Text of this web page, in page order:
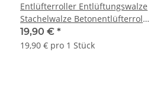
Entlüfterroller Entlüftungswalze
Stachelwalze Betonentlüfterrolle
400mm Borsten 22mm
19,90 € *
19,90 € pro 1 Stück